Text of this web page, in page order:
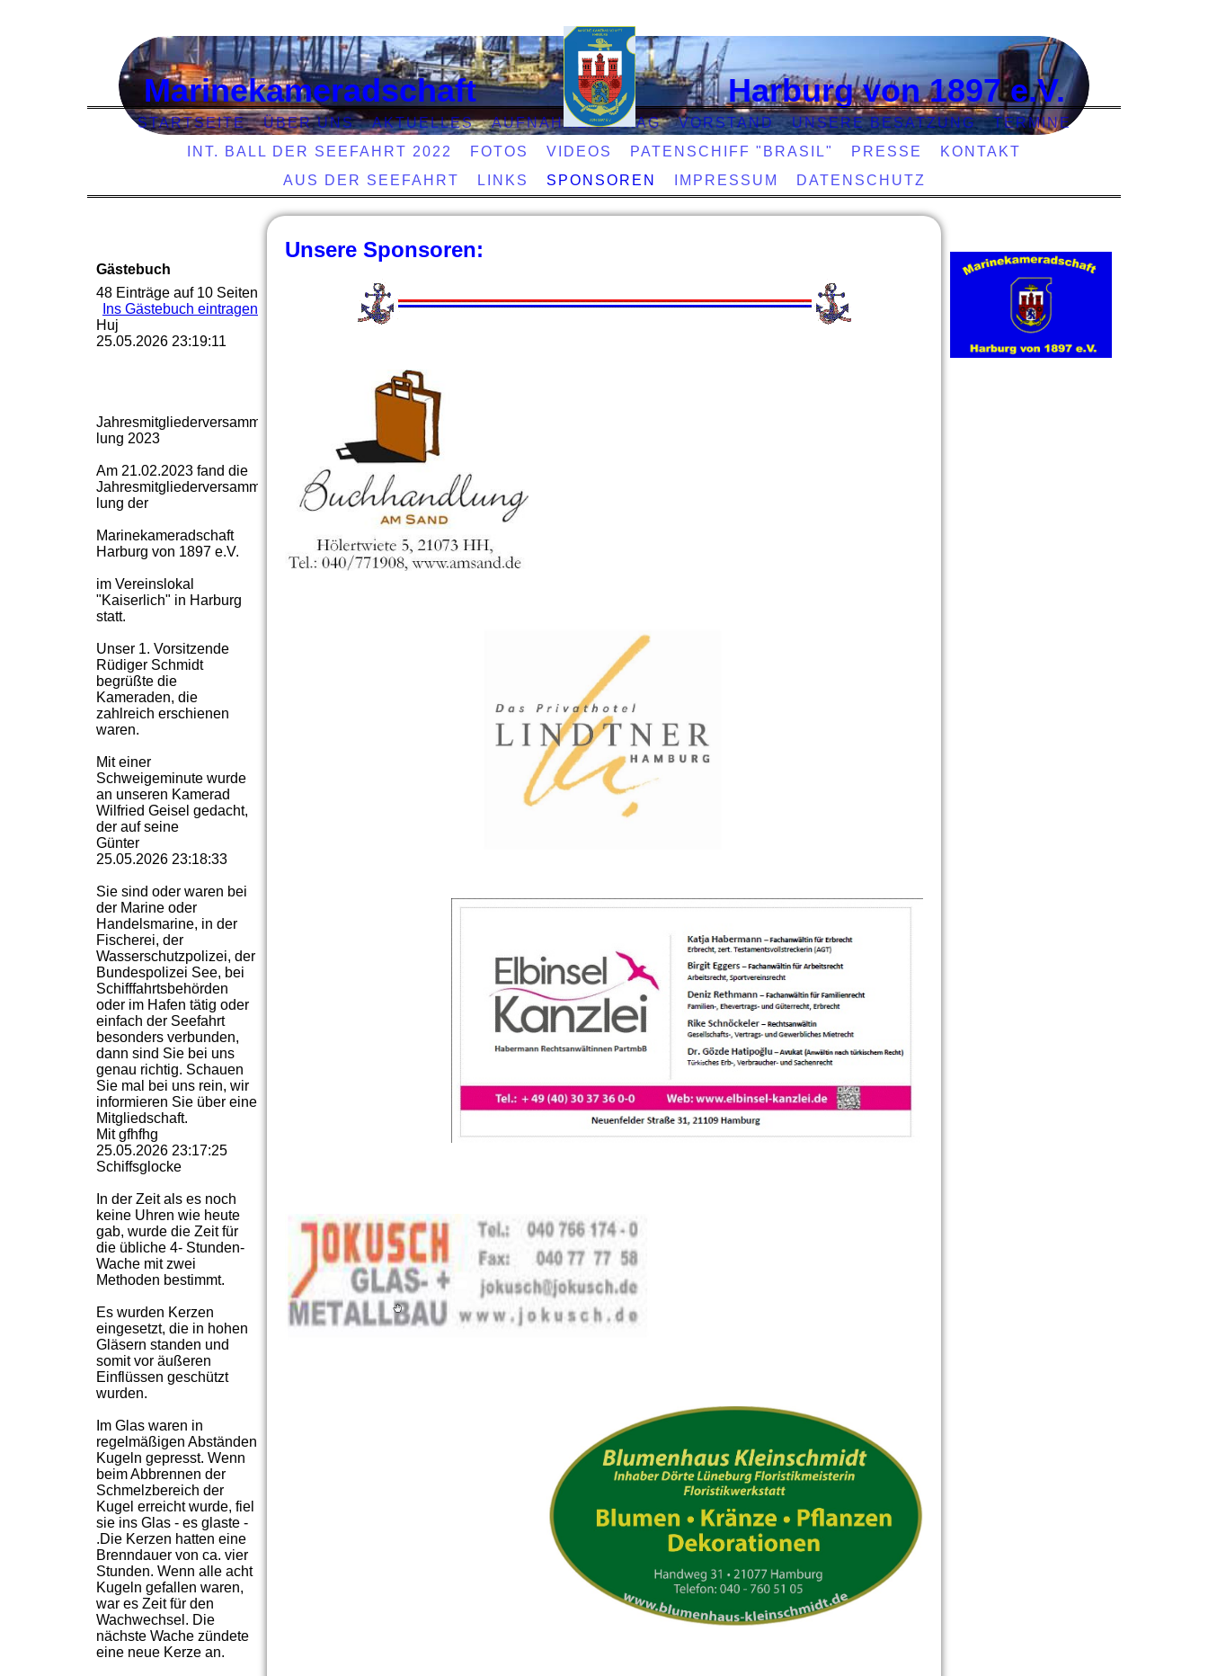
Marinekameradschaft Harburg von 1897 e.V.
STARTSEITE ÜBER UNS AKTUELLES AUFNAHMEANTRAG VORSTAND UNSERE BESATZUNG
TERMINE
INT. BALL DER SEEFAHRT 2022
FOTOS VIDEOS PATENSCHIFF "BRASIL" PRESSE
KONTAKT
AUS DER SEEFAHRT
LINKS SPONSOREN IMPRESSUM DATENSCHUTZ
Unsere Sponsoren:
Gästebuch
48 Einträge auf 10 Seiten
Ins Gästebuch eintragen
Huj
25.05.2026 23:19:11
Jahresmitgliederversamm­
lung 2023
Am 21.02.2023 fand die
Jahresmitgliederversamm­
lung der
Marinekameradschaft
Harburg von 1897 e.V.
im Vereinslokal
"Kaiserlich" in Harburg
statt.
Unser 1. Vorsitzende
Rüdiger Schmidt
begrüßte die
Kameraden, die
zahlreich erschienen
waren.
Mit einer
Schweigeminute wurde
an unseren Kamerad
Wilfried Geisel gedacht,
der auf seine
Günter
25.05.2026 23:18:33
Sie sind oder waren bei
der Marine oder
Handelsmarine, in der
Fischerei, der
Wasserschutzpolizei, der
Bundespolizei See, bei
Schifffahrtsbehörden
oder im Hafen tätig oder
einfach der Seefahrt
besonders verbunden,
dann sind Sie bei uns
genau richtig. Schauen
Sie mal bei uns rein, wir
informieren Sie über eine
Mitgliedschaft.
Mit gfhfhg
25.05.2026 23:17:25
Schiffsglocke
In der Zeit als es noch
keine Uhren wie heute
gab, wurde die Zeit für
die übliche 4- Stunden-
Wache mit zwei
Methoden bestimmt.
Es wurden Kerzen
eingesetzt, die in hohen
Gläsern standen und
somit vor äußeren
Einflüssen geschützt
wurden.
Im Glas waren in
regelmäßigen Abständen
Kugeln gepresst. Wenn
beim Abbrennen der
Schmelzbereich der
Kugel erreicht wurde, fiel
sie ins Glas - es glaste -
.Die Kerzen hatten eine
Brenndauer von ca. vier
Stunden. Wenn alle acht
Kugeln gefallen waren,
war es Zeit für den
Wachwechsel. Die
nächste Wache zündete
eine neue Kerze an.